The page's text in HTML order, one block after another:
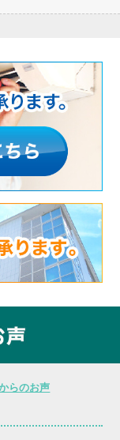
らのお声